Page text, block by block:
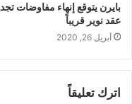
بايرن يتوقع إنهاء مفاوضات
عقد نوير قريباً
أبريل 26, 2020
اترك تعليقاً